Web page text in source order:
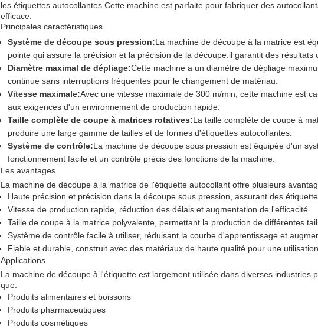
les étiquettes autocollantes.Cette machine est parfaite pour fabriquer des
efficace.
Principales caractéristiques
Système de découpe sous pression:La machine de découpe à la matrice est
pointe qui assure la précision et la précision de la découpe.il garantit des résultats
Diamètre maximal de dépliage:Cette machine a un diamètre de dépliage
continue sans interruptions fréquentes pour le changement de matériau.
Vitesse maximale:Avec une vitesse maximale de 300 m/min, cette machine est
aux exigences d'un environnement de production rapide.
Taille complète de coupe à matrices rotatives:La taille complète de coupe à
produire une large gamme de tailles et de formes d'étiquettes autocollantes.
Système de contrôle:La machine de découpe sous pression est équipée d'un
fonctionnement facile et un contrôle précis des fonctions de la machine.
Les avantages
La machine de découpe à la matrice de l'étiquette autocollant offre plusieurs
Haute précision et précision dans la découpe sous pression, assurant des
Vitesse de production rapide, réduction des délais et augmentation de l'efficacité.
Taille de coupe à la matrice polyvalente, permettant la production de différentes
Système de contrôle facile à utiliser, réduisant la courbe d'apprentissage et
Fiable et durable, construit avec des matériaux de haute qualité pour une
Applications
La machine de découpe à l'étiquette est largement utilisée dans diverses industries
que:
Produits alimentaires et boissons
Produits pharmaceutiques
Produits cosmétiques